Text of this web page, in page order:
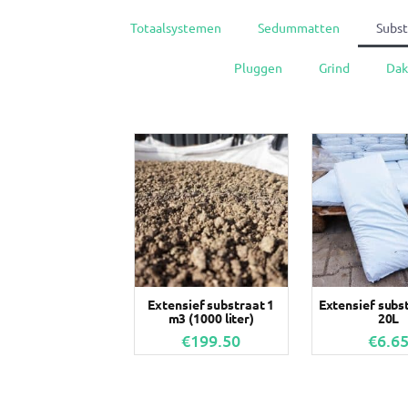
Totaalsystemen Sedummatten
Pluggen Grind
Extensief substraat 1
m3 (1000 liter)
€199.50
Extensief
20L
€6.65